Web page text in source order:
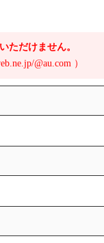
ただけません。
@au.com ）